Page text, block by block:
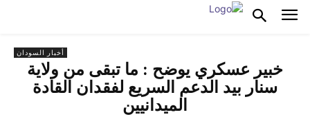
أخبار السودان
خبير عسكري يوضح : ما تبقى من ولاية
سنار بيد الدعم السريع لفقدان القادة
الميدانيين